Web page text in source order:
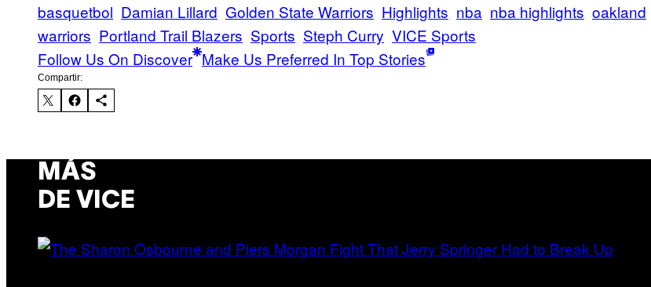
basquetbol Damian Lillard Golden State Warriors Highlights nba nba highlights oakland
warriors Portland Trail Blazers Sports Steph Curry VICE Sports
Follow Us On Discover Make Us Preferred In Top Stories
Compartir:
MÁS
DE VICE